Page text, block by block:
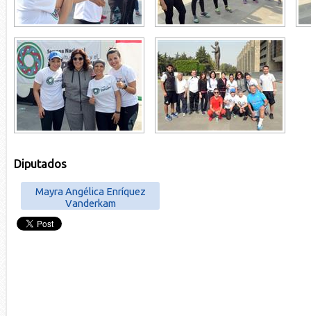
Diputados
Mayra Angélica Enríquez
Vanderkam